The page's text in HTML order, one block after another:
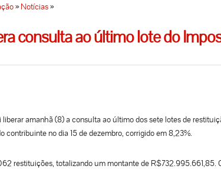
»Notícias»
consulta ao último lote do
liberar amanhã (8) a consulta ao último dos sete lotes de
contribuinte no dia 15 de dezembro, corrigido em 8,23%.
restituições, totalizando um montante de R$732.995.661,85.